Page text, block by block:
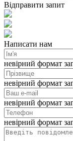
Відправити запит
Написати нам
невірний формат
невірний формат
невірний формат
невірний формат